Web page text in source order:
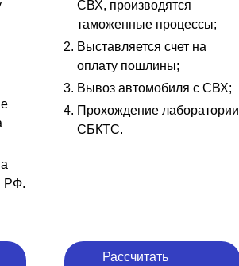
РФ.
СВХ, производятся
таможенные процессы;
Выставляется счет на
оплату пошлины;
Вывоз автомобиля с СВХ;
Прохождение лаборатории
СБКТС.
Рассчитать